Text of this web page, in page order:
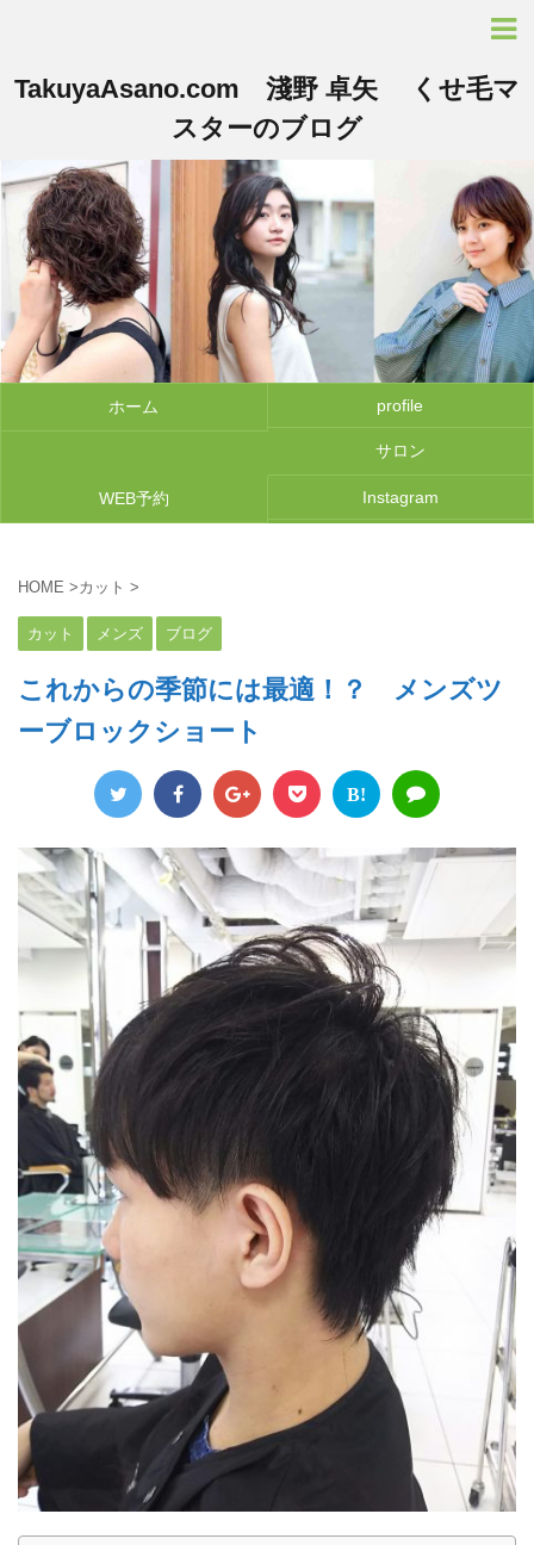
TakuyaAsano.com 淺野 卓矢 くせ毛マ
スターのブログ
ホーム profile
サロン
WEB予約 Instagram
HOME > カット >
カット メンズ ブログ
これからの季節には最適！？ メンズツ
ーブロックショート
B!